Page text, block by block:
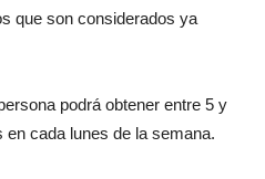
que son considerados ya
podrá obtener entre 5 y
en cada lunes de la semana.